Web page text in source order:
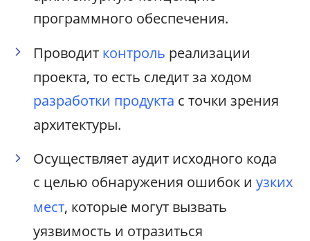
программного обеспечения.
Проводит контроль реализации
проекта, то есть следит за ходом
разработки продукта с точки зрения
архитектуры.
Осуществляет аудит исходного кода
с целью обнаружения ошибок и узких
мест, которые могут вызвать
уязвимость и отразиться